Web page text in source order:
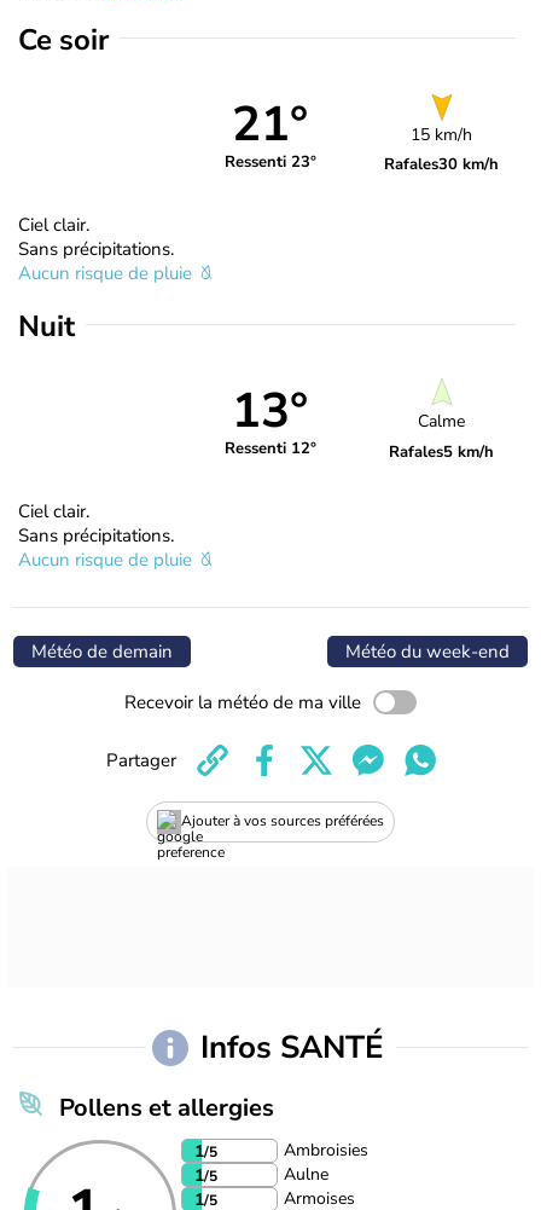
Ce soir
21°
Ressenti 23°
15 km/h
Rafales30 km/h
Ciel clair.
Sans précipitations.
Aucun risque de pluie
Nuit
13°
Ressenti 12°
Calme
Rafales5 km/h
Ciel clair.
Sans précipitations.
Aucun risque de pluie
Météo de demain Météo du week-end
Recevoir la météo de ma ville
Ajouter à vos sources préférées
Partager
Infos SANTÉ
Pollens et allergies
1/5
Ambroisies
1/5
Aulne
1/5 Armoises